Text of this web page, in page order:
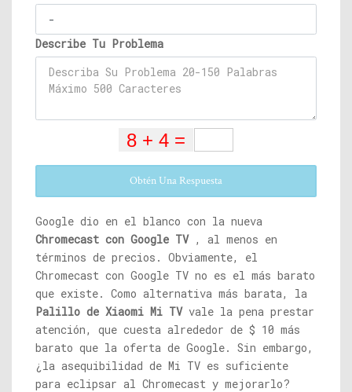
Describe Tu Problema
Obtén Una Respuesta
Google dio en el blanco con la nueva
Chromecast con Google TV, al menos en
términos de precios. Obviamente, el
Chromecast con Google TV no es el más barato
que existe. Como alternativa más barata, la
Palillo de Xiaomi Mi TVvale la pena prestar
atención, que cuesta alrededor de $ 10 más
barato que la oferta de Google. Sin embargo,
¿la asequibilidad de Mi TV es suficiente
para eclipsar al Chromecast y mejorarlo?